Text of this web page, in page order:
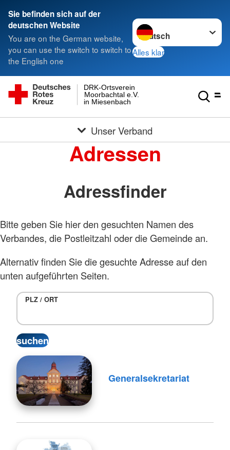
Sie befinden sich auf der
deutschen Website
You are on the German website,
you can use the switch to switch to
the English one
Sprache wechseln zu
Alles klar
in Miesenbach
Moorbachtal e.V.
DRK-Ortsverein
Unser Verband
Adressen
Adressfinder
Bitte geben Sie hier den gesuchten Namen des
Verbandes, die Postleitzahl oder die Gemeinde an.
Alternativ finden Sie die gesuchte Adresse auf den
unten aufgeführten Seiten.
PLZ / ORT
Generalsekretariat